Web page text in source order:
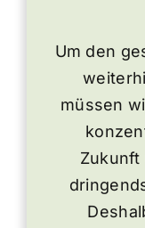
Um den
müssen
Zukunft